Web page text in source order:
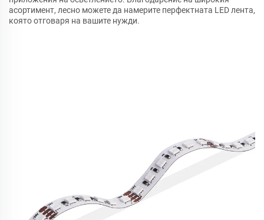
асортимент, лесно можете да намерите перфектната LED лента,
която отговаря на вашите нужди.